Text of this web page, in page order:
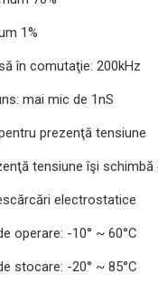
1%
în comutaţie: 200kHz
mai mic de 1nS
prezenţă tensiune
tensiune îşi
electrostatice
operare: -10° ~ 60°C
stocare: -20° ~ 85°C